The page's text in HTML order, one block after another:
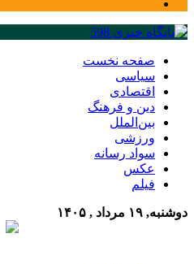
صفحه نخست
سیاسی
اقتصادی
دین و فرهنگ
بین‌الملل
ورزشی
سواد رسانه
عکس
فیلم
دوشنبه, ۱۹ مرداد , ۱۴۰۵